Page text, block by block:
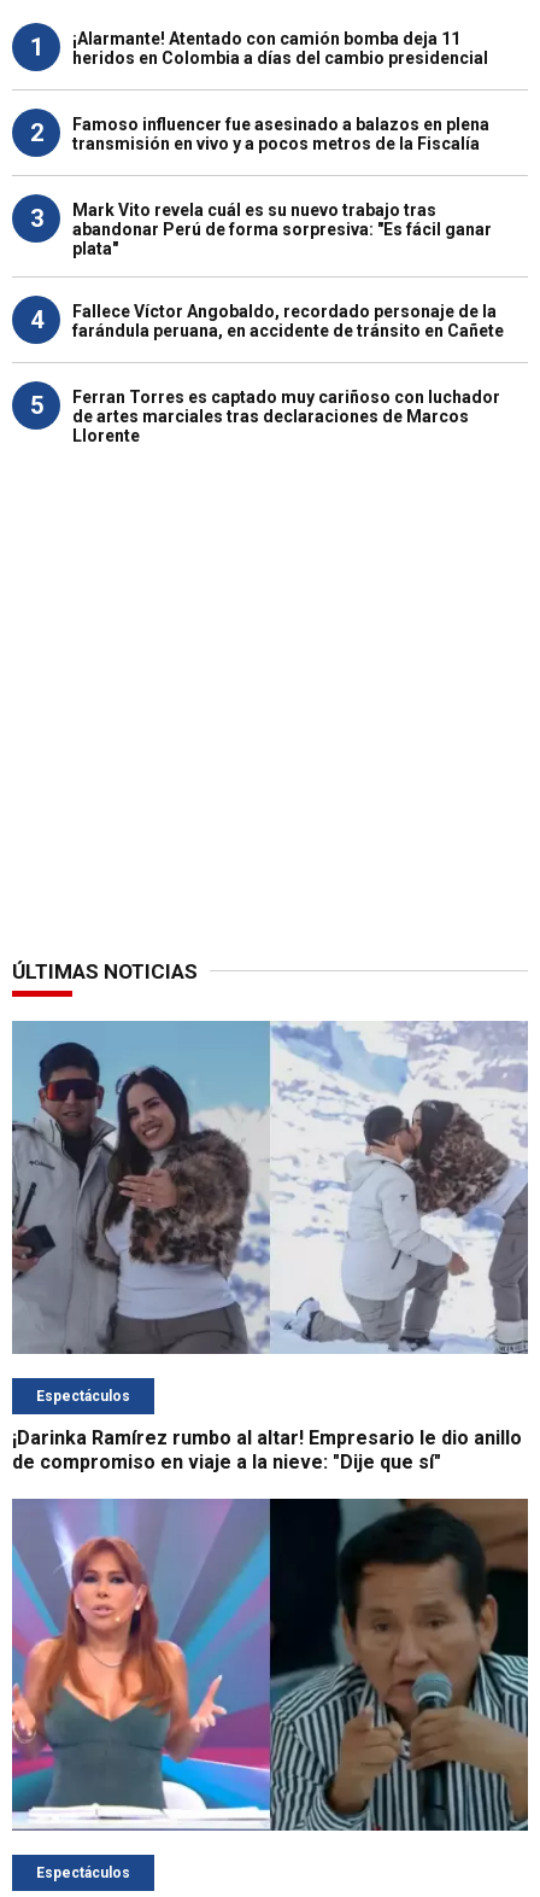
1
¡Alarmante! Atentado con camión bomba deja 11
heridos en Colombia a días del cambio presidencial
2
Famoso influencer fue asesinado a balazos en plena
transmisión en vivo y a pocos metros de la Fiscalía
3
Mark Vito revela cuál es su nuevo trabajo tras
abandonar Perú de forma sorpresiva: "Es fácil ganar
plata"
4
Fallece Víctor Angobaldo, recordado personaje de la
farándula peruana, en accidente de tránsito en Cañete
5
Ferran Torres es captado muy cariñoso con luchador
de artes marciales tras declaraciones de Marcos
Llorente
ÚLTIMAS NOTICIAS
Espectáculos
¡Darinka Ramírez rumbo al altar! Empresario le dio anillo
de compromiso en viaje a la nieve: "Dije que sí"
Espectáculos